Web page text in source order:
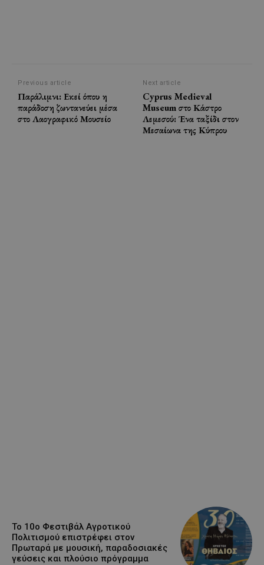
Previous article
Παράλιμνι: Εκεί όπου η
παράδοση ζωντανεύει μέσα
στο Λαογραφικό Μουσείο
Next article
Cyprus Medieval
Museum στο Κάστρο
Λεμεσού: Ένα ταξίδι στον
Μεσαίωνα της Κύπρου
Το 10ο Φεστιβάλ Αγροτικού
Πολιτισμού επιστρέφει στον
Πρωταρά με μουσική, παραδοσιακές
γεύσεις και πλούσιο πρόγραμμα